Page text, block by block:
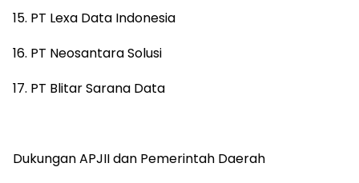
15. PT Lexa Data Indonesia
16. PT Neosantara Solusi
17. PT Blitar Sarana Data
Dukungan APJII dan Pemerintah Daerah